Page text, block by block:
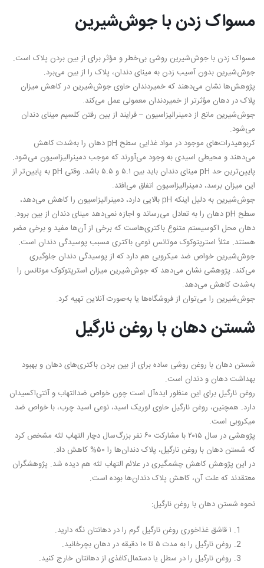
مسواک زدن با جوش‌شیرین
مسواک زدن با جوش‌شیرین روشی بی‌خطر و مؤثر برای از بین بردن پلاک است.
جوش‌شیرین بدون آسیب زدن به مینای دندان، پلاک را از بین می‌برد.
پژوهش‌ها نشان می‌دهند که خمیردندان حاوی جوش‌شیرین در کاهش میزان
پلاک در دهان مؤثرتر از خمیردندان معمولی عمل می‌کند.
جوش‌شیرین مانع از دمینرالیزاسیون – فرایند از بین رفتن کلسیم مینای دندان
می‌شود.
کربوهیدرات‌های موجود در مواد غذایی سطح pH دهان را به‌شدت کاهش
می‌دهند و محیطی اسیدی به وجود می‌آورند که موجب دمینرالیزاسیون می‌شود.
پایین‌ترین حد pH مینای دندان باید بین ۵.۱ و ۵.۵ باشد. وقتی pH به پایین‌تر از
این میزان برسد، دمینرالیزاسیون اتفاق می‌افتد.
جوش‌شیرین به دلیل اینکه pH بالایی دارد، دمینرالیزاسیون را کاهش می‌دهد،
سطح pH دهان را به تعادل می‌رساند و اجازه نمی‌دهد مینای دندان از بین برود.
دهان محل اکوسیستم متنوع باکتری‌هاست که برخی از آن‌ها مفید و برخی مضر
هستند. مثلاً استرپتوکوک موتانس نوعی باکتری مسبب پوسیدگی دندان است.
جوش‌شیرین خواص ضد میکروبی هم دارد که از پوسیدگی دندان جلوگیری
می‌کند. پژوهشی نشان می‌دهد که جوش‌شیرین میزان استرپتوکوک موتانس را
به‌شدت کاهش می‌دهد.
جوش‌شیرین را می‌توان از فروشگاه‌ها یا به‌صورت آنلاین تهیه کرد.
شستن دهان با روغن نارگیل
شستن دهان با روغن روشی ساده برای از بین بردن باکتری‌های دهان و بهبود
بهداشت دهان و دندان است.
روغن نارگیل برای این منظور ایده‌آل است چون خواص ضدالتهاب و آنتی‌اکسیدان
دارد. همچنین، روغن نارگیل حاوی لوریک اسید، نوعی اسید چرب، با خواص ضد
میکروبی است.
پژوهشی در سال ۲۰۱۵ با مشارکت ۶۰ نفر بزرگ‌سال دچار التهاب لثه مشخص کرد
که شستن دهان با روغن نارگیل، پلاک دندان‌ها را ۵۰% کاهش داد.
در این پژوهش کاهش چشمگیری در علائم التهاب لثه هم دیده شد. پژوهشگران
معتقدند که علت آن، کاهش پلاک دندان‌ها بوده است.
نحوه شستن دهان با روغن نارگیل:
۱ قاشق غذاخوری روغن نارگیل گرم را در دهانتان نگه دارید.
روغن نارگیل را به مدت ۵ تا ۱۰ دقیقه در دهان بچرخانید.
روغن نارگیل را در سطل یا دستمال‌کاغذی از دهانتان خارج کنید.